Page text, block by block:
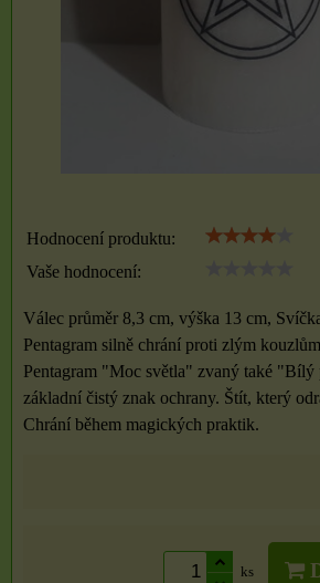
Hodnocení produktu:
Vaše hodnocení:
Válec průměr 8,3 cm, výška 13 cm,
Pentagram silně chrání proti zlým
Pentagram "Moc světla" zvaný také "Bílý
základní čistý znak ochrany. Štít, který
Chrání během magických praktik.
ks